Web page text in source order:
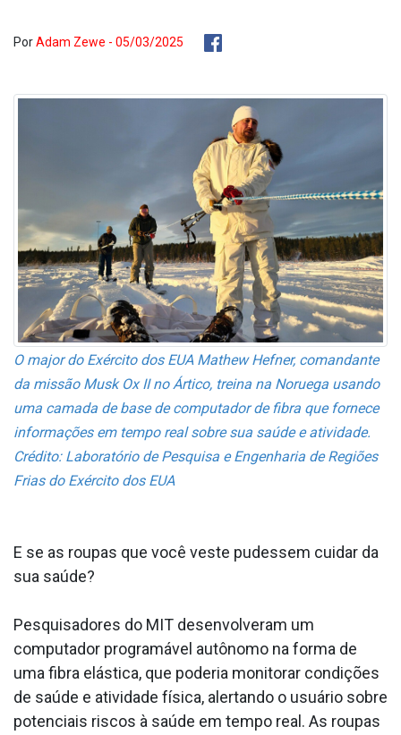
PorAdam Zewe - 05/03/2025
O major do Exército dos EUA Mathew Hefner, comandante
da missão Musk Ox II no Ártico, treina na Noruega usando
uma camada de base de computador de fibra que fornece
informações em tempo real sobre sua saúde e atividade.
Crédito: Laboratório de Pesquisa e Engenharia de Regiões
Frias do Exército dos EUA
E se as roupas que você veste pudessem cuidar da
sua saúde?
Pesquisadores do MIT desenvolveram um
computador programável autônomo na forma de
uma fibra elástica, que poderia monitorar condições
de saúde e atividade física, alertando o usuário sobre
potenciais riscos à saúde em tempo real. As roupas